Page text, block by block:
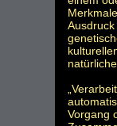
Ausdruck
Vorgang